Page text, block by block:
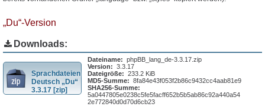
„Du“-Version
Downloads:
Sprachdateien
Deutsch „Du“
3.3.17 [zip]
Dateiname: phpBB_lang_de-3.3.17.zip
Version: 3.3.17
Dateigröße: 233.2 KiB
MD5-Summe: 8fa84e43f053f2b86c9432cc4aab81e9
SHA256-Summe:
5a0447805e0238c5fe5facff652b5b5ab86c92a440a54
2e772840d0d70d6cb23